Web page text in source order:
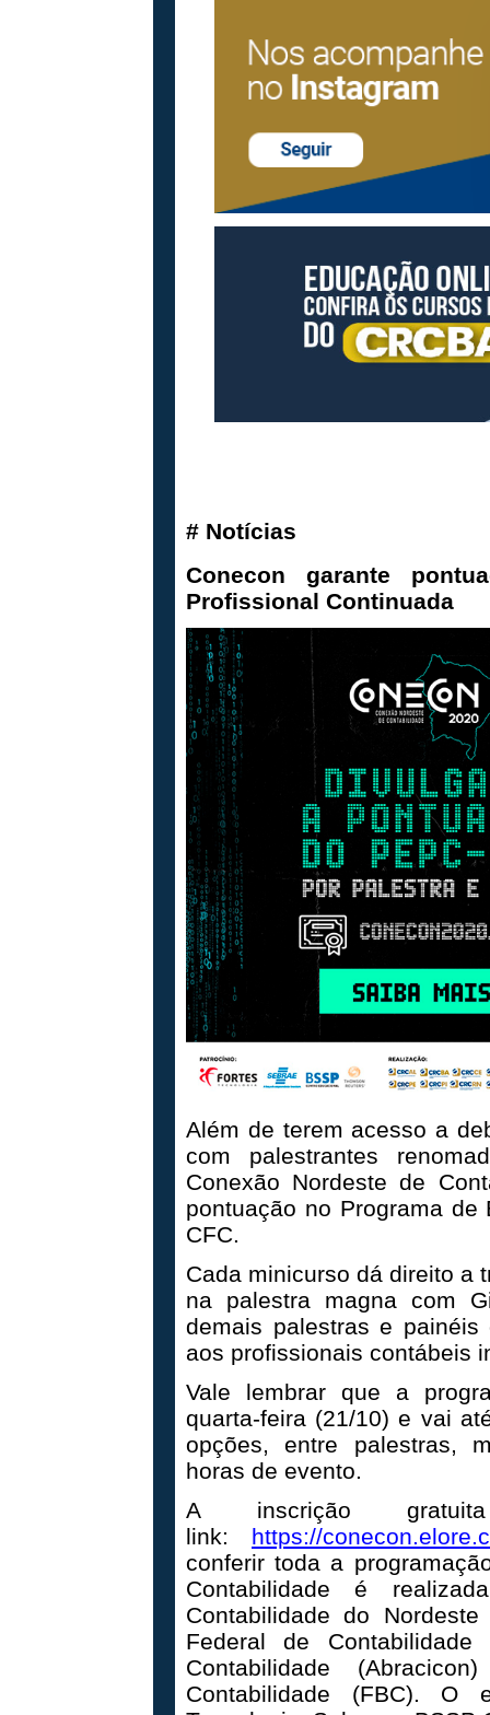
# Notícias
Conecon garante
Profissional Continuada
Além de terem acesso a
com palestrantes
Conexão Nordeste de
pontuação no Programa de
CFC.
Cada minicurso dá direito a
na palestra magna com
demais palestras e
aos profissionais contábeis
Vale lembrar que a
quarta-feira (21/10) e vai
opções, entre palestras,
horas de evento.
A inscrição
link: https://
conferir toda a
Contabilidade é
Contabilidade do
Federal de
Contabilidade
Contabilidade (FBC). O